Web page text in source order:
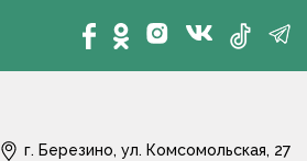
г. Березино, ул. Комсомольская, 27